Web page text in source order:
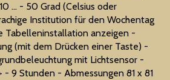
... - 50 Grad (Celsius oder
Institution für den Wochentag
Tabelleninstallation anzeigen -
(mit dem Drücken einer Taste) -
mit Lichtsensor -
9 Stunden - Abmessungen 81 x 81